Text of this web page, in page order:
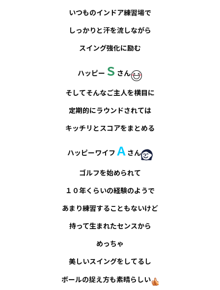
いつものインドア練習場で
しっかりと汗を流しながら
スイング強化に励む
ハッピー Ｓ さん
そしてそんなご主人を横目に
定期的にラウンドされては
キッチリとスコアをまとめる
ハッピーワイフ Ａ さん
ゴルフを始められて
１０年くらいの経験のようで
あまり練習することもないけど
持って生まれたセンスから
めっちゃ
美しいスイングをしてるし
ボールの捉え方も素晴らしい